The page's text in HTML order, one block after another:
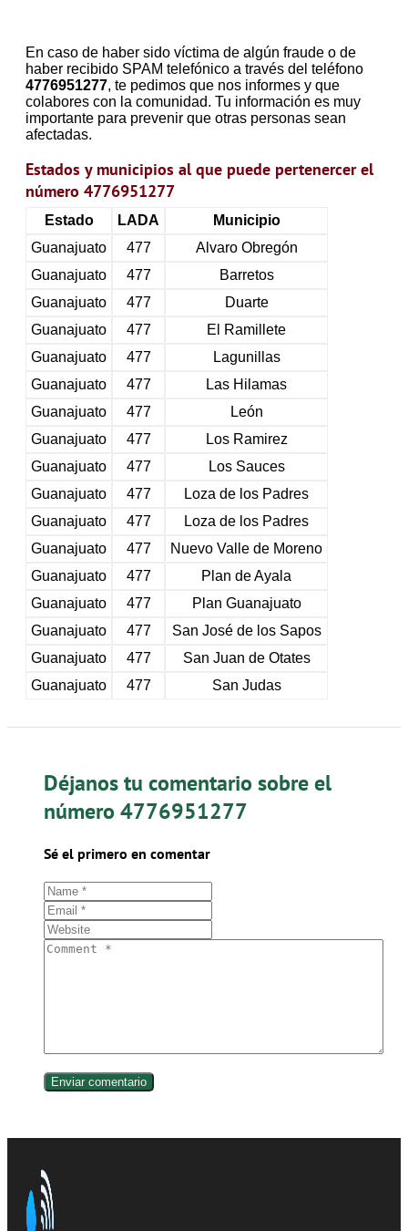
En caso de haber sido víctima de algún fraude o de
haber recibido SPAM telefónico a través del teléfono
4776951277, te pedimos que nos informes y que
colabores con la comunidad. Tu información es muy
importante para prevenir que otras personas sean
afectadas.
Estados y municipios al que puede pertenercer el
número 4776951277
Estado LADA
Municipio
Guanajuato
477
Alvaro Obregón
Guanajuato
477
Barretos
Guanajuato
477
Duarte
Guanajuato
477
El Ramillete
Guanajuato
477
Lagunillas
Guanajuato
477
Las Hilamas
Guanajuato
477
León
Guanajuato
477
Los Ramirez
Guanajuato
477
Los Sauces
Guanajuato
477
Loza de los Padres
Guanajuato
477
Loza de los Padres
Guanajuato
477
Nuevo Valle de Moreno
Guanajuato
477
Plan de Ayala
Guanajuato
477
Plan Guanajuato
Guanajuato
477
San José de los Sapos
Guanajuato
477
San Juan de Otates
Guanajuato
477 San Judas
Déjanos tu comentario sobre el
número 4776951277
Sé el primero en comentar